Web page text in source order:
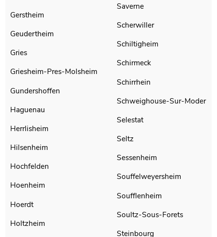
Gerstheim
Geudertheim
Gries
Griesheim-Pres-Molsheim
Gundershoffen
Haguenau
Herrlisheim
Hilsenheim
Hochfelden
Hoenheim
Hoerdt
Holtzheim
Saverne
Scherwiller
Schiltigheim
Schirmeck
Schirrhein
Schweighouse-Sur-Moder
Selestat
Seltz
Sessenheim
Souffelweyersheim
Soufflenheim
Soultz-Sous-Forets
Steinbourg